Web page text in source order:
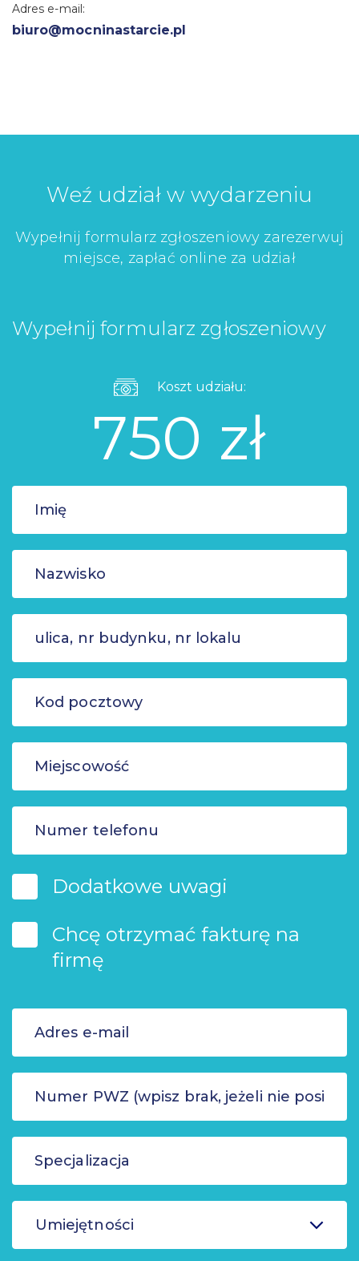
Adres e-mail:
biuro@mocninastarcie.pl
Weź udział w wydarzeniu
Wypełnij formularz zgłoszeniowy zarezerwuj
miejsce, zapłać online za udział
Wypełnij formularz zgłoszeniowy
Koszt udziału:
750 zł
Dodatkowe uwagi
Chcę otrzymać fakturę na
firmę
Umiejętności